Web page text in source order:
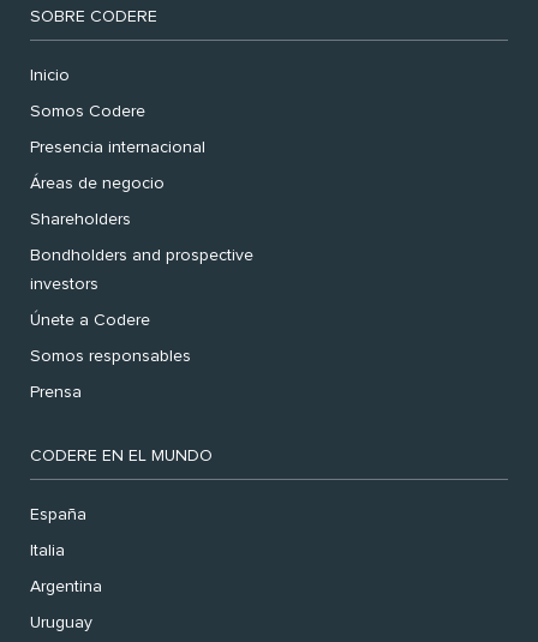
SOBRE CODERE
Inicio
Somos Codere
Presencia internacional
Áreas de negocio
Shareholders
Bondholders and prospective
investors
Únete a Codere
Somos responsables
Prensa
CODERE EN EL MUNDO
España
Italia
Argentina
Uruguay